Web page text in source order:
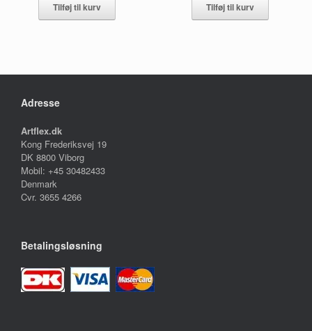
Tilføj til kurv Tilføj til kurv
Adresse
Artflex.dk
Kong Frederiksvej 19
DK 8800 Viborg
Mobil: +45 30482433
Denmark
Cvr. 3655 4266
Betalingsløsning